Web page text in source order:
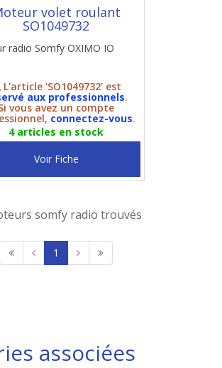
volet roulant
SO1049732
radio Somfy OXIMO IO
L'article 'SO1049732' est
aux professionnels.
vous avez un compte
connectez-vous.
4 articles en stock
Voir Fiche
somfy radio trouvés
1
associées